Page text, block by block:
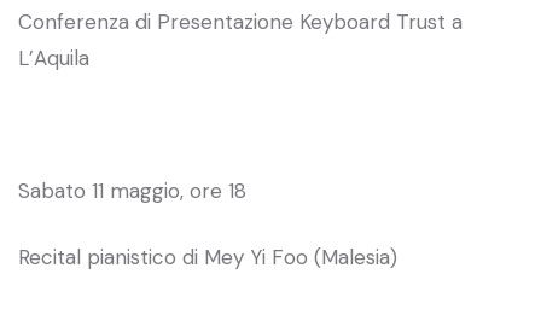
Conferenza di Presentazione Keyboard Trust a
L’Aquila
Sabato 11 maggio, ore 18
Recital pianistico di Mey Yi Foo (Malesia)